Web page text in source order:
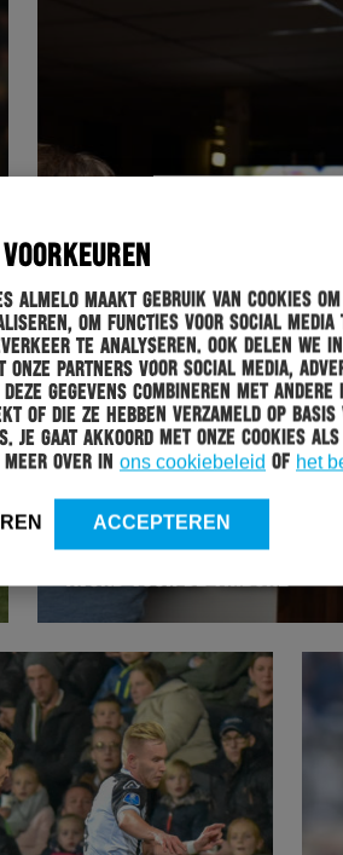
Almelo maakt gebruik van cookies
om functies voor social media
te analyseren. Ook delen we
onze partners voor social media,
deze gegevens combineren met
of die ze hebben verzameld op basis
Je gaat akkoord met onze cookies
meer over in ons cookiebeleid of het
ACCEPTEREN
HERACLES 15-03-2019
VOORPREMIÈRE
AVOND VOOR DE TRIBUNE”